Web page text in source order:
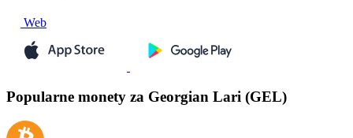
Web
Popularne monety za Georgian Lari (GEL)